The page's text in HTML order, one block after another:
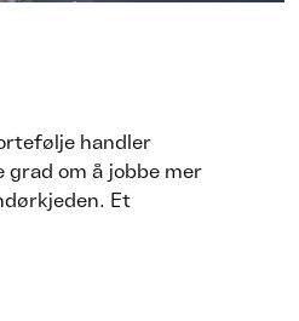
handler
om å jobbe mer
Et